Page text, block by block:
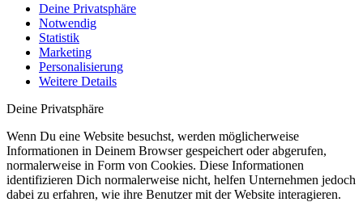
Deine Privatsphäre
Notwendig
Statistik
Marketing
Personalisierung
Weitere Details
Deine Privatsphäre
Wenn Du eine Website besuchst, werden möglicherweise
Informationen in Deinem Browser gespeichert oder abgerufen,
normalerweise in Form von Cookies. Diese Informationen
identifizieren Dich normalerweise nicht, helfen Unternehmen jedoch
dabei zu erfahren, wie ihre Benutzer mit der Website interagieren.